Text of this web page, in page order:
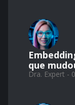
que
Dra. Expert -